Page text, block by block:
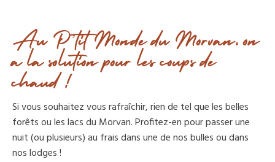
Au P’tit Monde du Morvan, on
a la solution pour les coups de
chaud !
Si vous souhaitez vous rafraîchir, rien de tel que les belles
forêts ou les lacs du Morvan. Profitez-en pour passer une
nuit (ou plusieurs) au frais dans une de nos bulles ou dans
nos lodges !